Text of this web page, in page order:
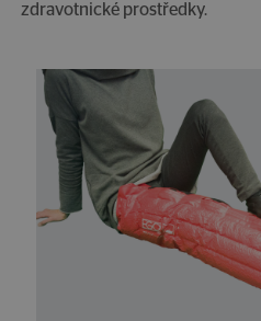
zdravotnické prostředky.